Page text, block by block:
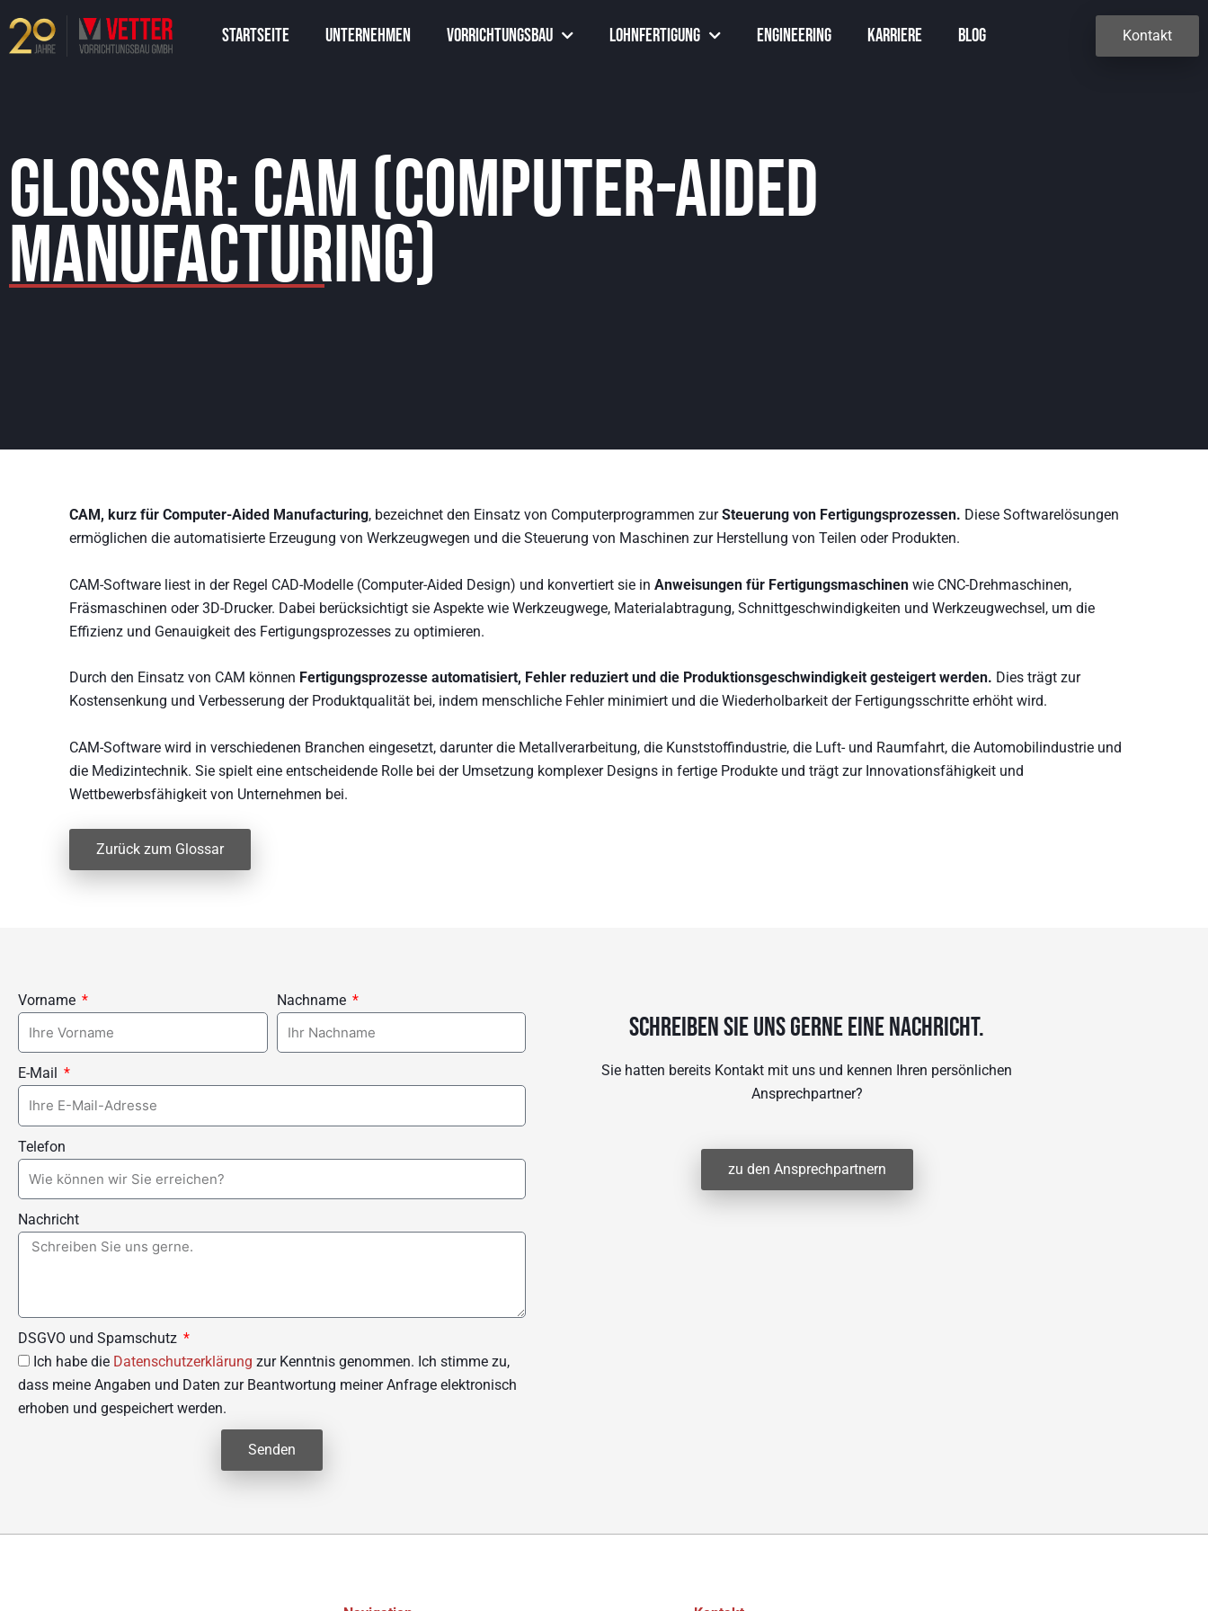
Inhalt
springen
Startseite Unternehmen Vorrichtungsbau Lohnfertigung Engineering Karriere Blog Kontakt
Glossar: CAM (Computer-Aided
Manufacturing)
CAM, kurz für Computer-Aided Manufacturing, bezeichnet den Einsatz von Computerprogrammen zurSteuerung von Fertigungsprozessen. Diese Softwarelösungen
ermöglichen die automatisierte Erzeugung von Werkzeugwegen und die Steuerung von Maschinen zur Herstellung von Teilen oder Produkten.
CAM-Software liest in der Regel CAD-Modelle (Computer-Aided Design) und konvertiert sie in Anweisungen für Fertigungsmaschinen wie CNC-Drehmaschinen,
Fräsmaschinen oder 3D-Drucker. Dabei berücksichtigt sie Aspekte wie Werkzeugwege, Materialabtragung, Schnittgeschwindigkeiten und Werkzeugwechsel, um die
Effizienz und Genauigkeit des Fertigungsprozesses zu optimieren.
Durch den Einsatz von CAM können Fertigungsprozesse automatisiert, Fehler reduziert und die Produktionsgeschwindigkeit gesteigert werden. Dies trägt zur
Kostensenkung und Verbesserung der Produktqualität bei, indem menschliche Fehler minimiert und die Wiederholbarkeit der Fertigungsschritte erhöht wird.
CAM-Software wird in verschiedenen Branchen eingesetzt, darunter die Metallverarbeitung, die Kunststoffindustrie, die Luft- und Raumfahrt, die Automobilindustrie und
die Medizintechnik. Sie spielt eine entscheidende Rolle bei der Umsetzung komplexer Designs in fertige Produkte und trägt zur Innovationsfähigkeit und
Wettbewerbsfähigkeit von Unternehmen bei.
Zurück zum Glossar
Vorname Nachname
E-Mail
Telefon
Nachricht
DSGVO und Spamschutz
Ich habe die Datenschutzerklärung zur Kenntnis genommen. Ich stimme zu,
dass meine Angaben und Daten zur Beantwortung meiner Anfrage elektronisch
erhoben und gespeichert werden.
Senden
Schreiben sie uns gerne eine Nachricht.
Sie hatten bereits Kontakt mit uns und kennen Ihren persönlichen
Ansprechpartner?
zu den Ansprechpartnern